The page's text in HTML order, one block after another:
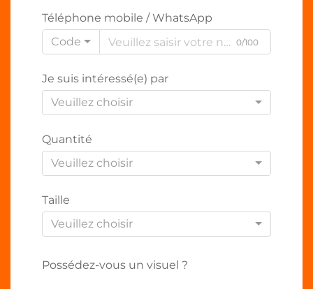
Téléphone mobile / WhatsApp
Code
0/100
Je suis intéressé(e) par
Veuillez choisir
Quantité
Veuillez choisir
Taille
Veuillez choisir
Possédez-vous un visuel ?